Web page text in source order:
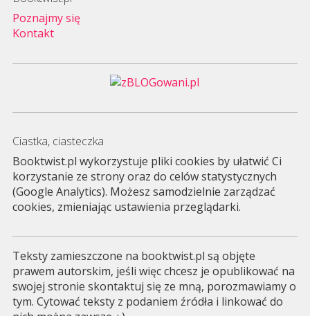
Poznajmy się
Kontakt
Ciastka, ciasteczka
Booktwist.pl wykorzystuje pliki cookies by ułatwić Ci
korzystanie ze strony oraz do celów statystycznych
(Google Analytics). Możesz samodzielnie zarządzać
cookies, zmieniając ustawienia przeglądarki.
Teksty zamieszczone na booktwist.pl są objęte
prawem autorskim, jeśli więc chcesz je opublikować na
swojej stronie skontaktuj się ze mną, porozmawiamy o
tym. Cytować teksty z podaniem źródła i linkować do